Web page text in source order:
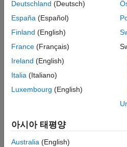
계측기 탐색기 앱 열기
앱 아이콘을 클릭하십시오.
Deutschland (Deutsch)
España (Español)
Finland (English)
France (Français)
Ireland (English)
Italia (Italiano)
Luxembourg (English)
아시아 태평양
Australia (English)